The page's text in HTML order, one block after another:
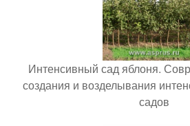
Интенсивный сад яблоня.
создания и возделывания
садов